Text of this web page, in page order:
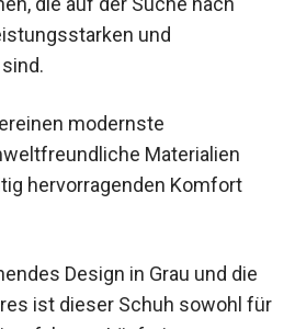
und
Materialien
hervorragenden Komfort
ist dieser Schuh
auch für erfahrene